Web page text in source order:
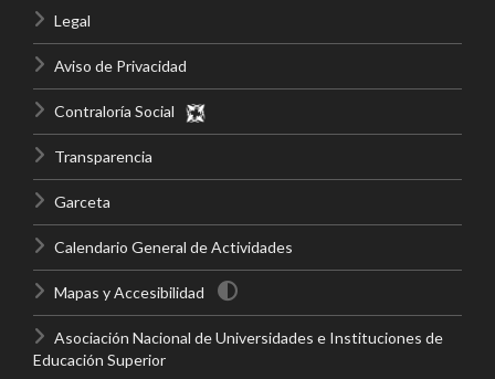
Legal
Aviso de Privacidad
Contraloría Social
Transparencia
Garceta
Calendario General de Actividades
Mapas y Accesibilidad
Asociación Nacional de Universidades e Instituciones de
Educación Superior